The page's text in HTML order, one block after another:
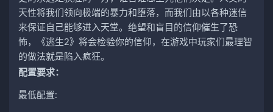
天性将我们领向极端的暴力和堕落，而我们由以各种迷信
来保证自己能够进入天堂。绝望和盲目的信仰催生了恐
怖，《逃生2》将会检验你的信仰，在游戏中玩家们最理智
的做法就是陷入疯狂。
配置要求：
最低配置: